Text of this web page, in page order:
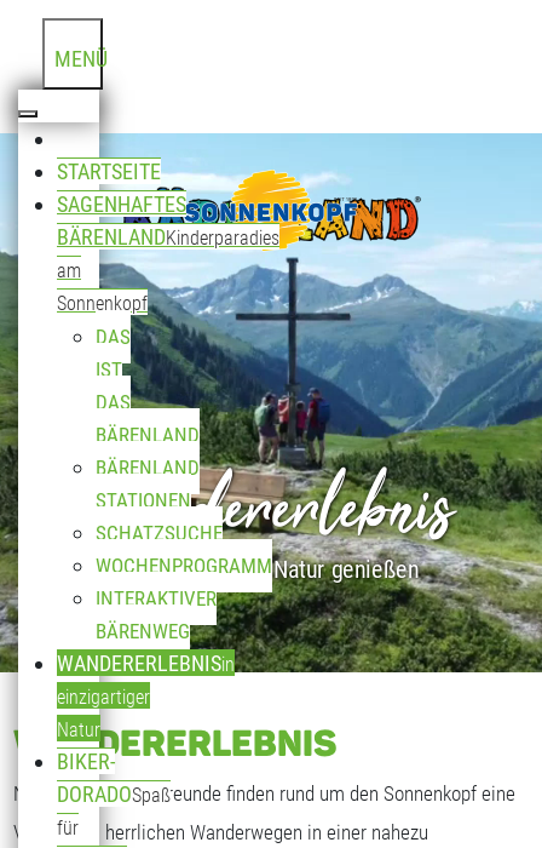
MENÜ
STARTSEITE
SAGENHAFTES
BÄRENLANDKinderparadies
am
Sonnenkopf
DAS
IST
DAS
BÄRENLAND
BÄRENLAND
STATIONEN
SCHATZSUCHE
WOCHENPROGRAMM
INTERAKTIVER
BÄRENWEG
WANDERERLEBNISin
einzigartiger
Natur
BIKER-
DORADOSpaß
für
Wandererlebnis
in einzigartiger Natur genießen
WANDERERLEBNIS
Natur- und Wanderfreunde finden rund um den Sonnenkopf eine
Vielzahl an herrlichen Wanderwegen in einer nahezu